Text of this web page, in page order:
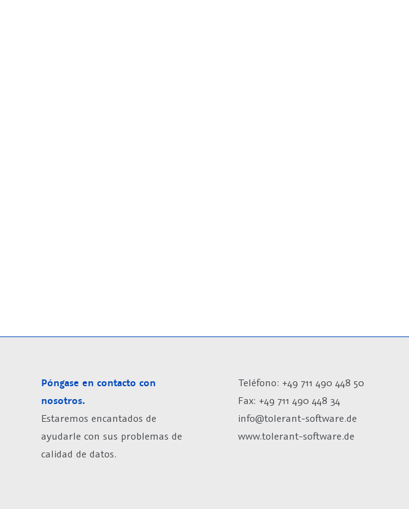
Póngase en contacto con
nosotros.
Estaremos encantados de
ayudarle con sus problemas de
calidad de datos.
Teléfono: +49 711 490 448 50
Fax: +49 711 490 448 34
info@tolerant-software.de
www.tolerant-software.de